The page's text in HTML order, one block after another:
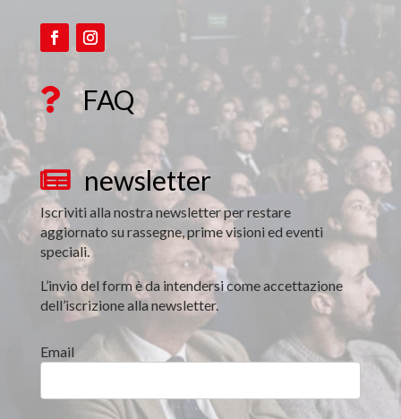
 FAQ
 newsletter
Iscriviti alla nostra newsletter per restare
aggiornato su rassegne, prime visioni ed eventi
speciali.
L’invio del form è da intendersi come accettazione
dell’iscrizione alla newsletter.
Email